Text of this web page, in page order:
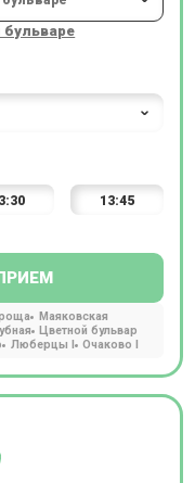
13:45
Маяковская
Цветной бульвар
Люберцы I Очаково I